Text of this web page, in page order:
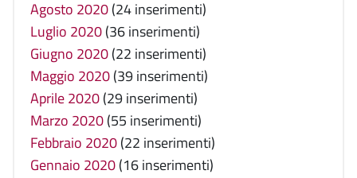
Agosto 2020(24 inserimenti)
Luglio 2020(36 inserimenti)
Giugno 2020(22 inserimenti)
Maggio 2020(39 inserimenti)
Aprile 2020(29 inserimenti)
Marzo 2020(55 inserimenti)
Febbraio 2020(22 inserimenti)
Gennaio 2020(16 inserimenti)